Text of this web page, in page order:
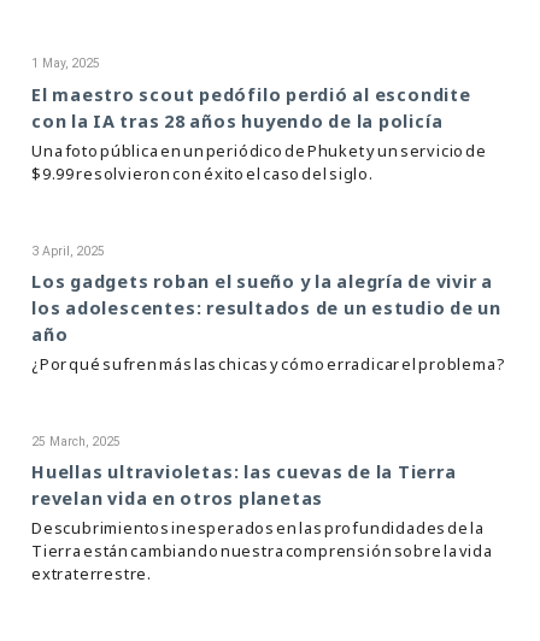
1 May, 2025
​El maestro scout pedófilo perdió al escondite
con la IA tras 28 años huyendo de la policía​
​Una foto pública en un periódico de Phuket y un servicio de
$9.99 resolvieron con éxito el caso del siglo.​
3 April, 2025
Los gadgets roban el sueño y la alegría de vivir a
los adolescentes: resultados de un estudio de un
año
¿Por qué sufren más las chicas y cómo erradicar el problema?
25 March, 2025
Huellas ultravioletas: las cuevas de la Tierra
revelan vida en otros planetas
Descubrimientos inesperados en las profundidades de la
Tierra están cambiando nuestra comprensión sobre la vida
extraterrestre.